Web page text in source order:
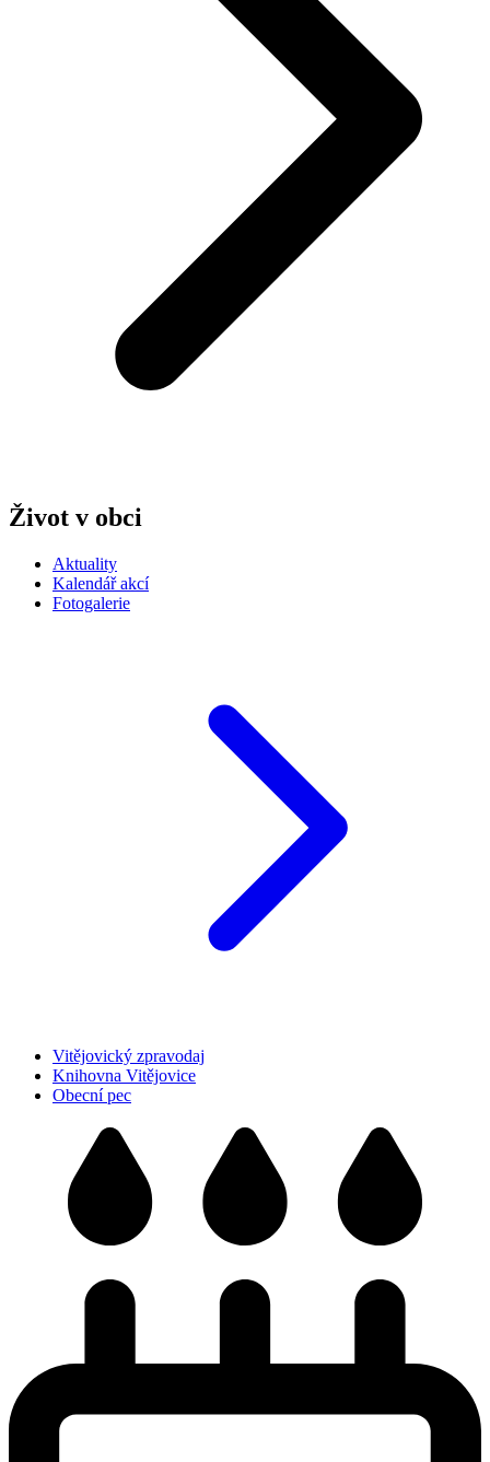
Život v obci
Aktuality
Kalendář akcí
Fotogalerie
Vitějovický zpravodaj
Knihovna Vitějovice
Obecní pec